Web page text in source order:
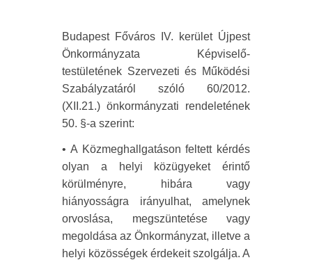
Budapest Főváros IV. kerület Újpest
Önkormányzata Képviselő-
testületének Szervezeti és Működési
Szabályzatáról szóló 60/2012.
(XII.21.) önkormányzati rendeletének
50. §-a szerint:
• A Közmeghallgatáson feltett kérdés
olyan a helyi közügyeket érintő
körülményre, hibára vagy
hiányosságra irányulhat, amelynek
orvoslása, megszüntetése vagy
megoldása az Önkormányzat, illetve a
helyi közösségek érdekeit szolgálja. A